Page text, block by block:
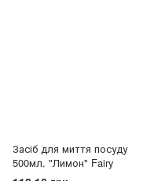
Засіб для миття посуду
500мл. "Лимон" Fairy